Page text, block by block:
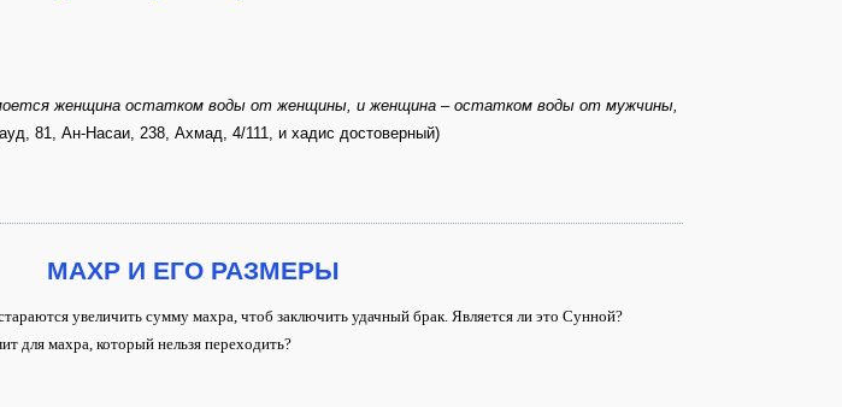
женщина остатком воды от женщины, и женщина – остатком воды от мужчины,
81, Ан-Насаи, 238, Ахмад, 4/111, и хадис достоверный)
МАХР И ЕГО РАЗМЕРЫ
увеличить сумму махра, чтоб заключить удачный брак. Является ли это Сунной?
для махра, который нельзя переходить?